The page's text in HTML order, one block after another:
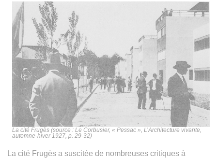
La cité Frugès (source : Le Corbusier, « Pessac », L’Architecture vivante,
automne-hiver 1927, p. 29-32)
La cité Frugès a suscitée de nombreuses critiques à